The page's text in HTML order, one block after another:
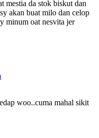
mestia da stok biskut dan
akan buat milo dan celop
minum oat nesvita jer
woo..cuma mahal sikit